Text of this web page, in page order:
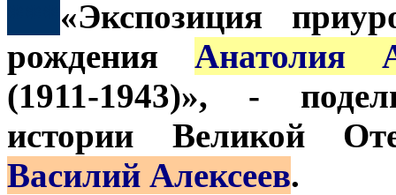
«Экспозиция
рождения Анатолия
(1911-1943)», -
истории Великой
Василий Алексеев.